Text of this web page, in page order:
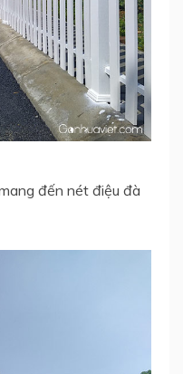
đến nét điệu đà